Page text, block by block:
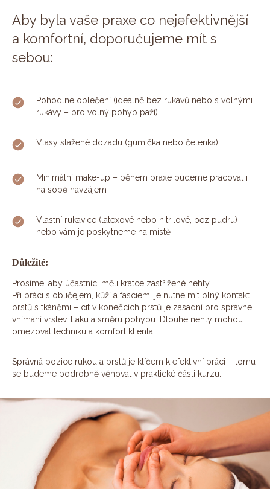
Aby byla vaše praxe co nejefektivnější
a komfortní, doporučujeme mít s
sebou:
Pohodlné oblečení (ideálně bez rukávů nebo s volnými
rukávy – pro volný pohyb paží)
Vlasy stažené dozadu (gumička nebo čelenka)
Minimální make-up – během praxe budeme pracovat i
na sobě navzájem
Vlastní rukavice (latexové nebo nitrilové, bez pudru) –
nebo vám je poskytneme na místě
Důležité:
Prosíme, aby účastníci měli krátce zastřižené nehty.
Při práci s obličejem, kůží a fasciemi je nutné mít plný kontakt
prstů s tkáněmi – cit v konečcích prstů je zásadní pro správné
vnímání vrstev, tlaku a směru pohybu. Dlouhé nehty mohou
omezovat techniku a komfort klienta.
Správná pozice rukou a prstů je klíčem k efektivní práci – tomu
se budeme podrobně věnovat v praktické části kurzu.